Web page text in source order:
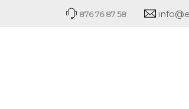
876 76 87 58